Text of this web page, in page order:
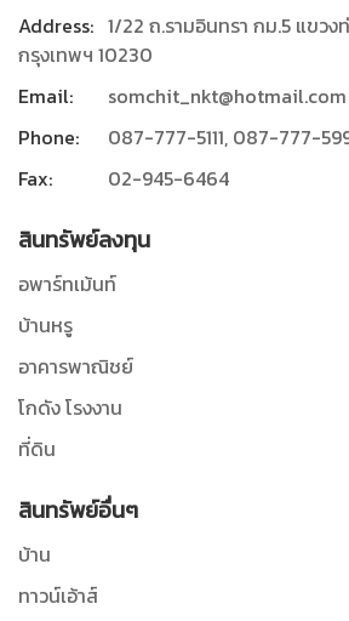
Address: 1/22 ถ.รามอินทรา กม.5 แขวง
กรุงเทพฯ 10230
Email:
somchit_nkt@hotmail.com
Phone:
087-777-5111, 087-777-
Fax:
02-945-6464
สินทรัพย์ลงทุน
อพาร์ทเม้นท์
บ้านหรู
อาคารพาณิชย์
โกดัง โรงงาน
ที่ดิน
สินทรัพย์อื่นๆ
บ้าน
ทาวน์เอ้าส์